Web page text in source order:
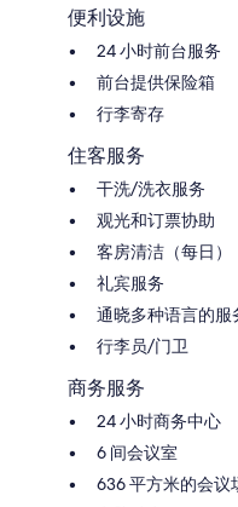
便利设施
24 小时前台服务
前台提供保险箱
行李寄存
住客服务
干洗/洗衣服务
观光和订票协助
客房清洁（每日）
礼宾服务
通晓多种语言的服
行李员/门卫
商务服务
24 小时商务中心
6 间会议室
636 平方米的会议